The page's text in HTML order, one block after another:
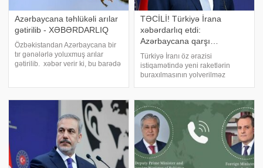
Azərbaycana təhlükəli arılar
gətirilib - XƏBƏRDARLIQ
Özbəkistandan Azərbaycana bir
tır gənələrlə yoluxmuş arılar
gətirilib. xəbər verir ki, bu barədə
Özbəkistandan Azərbaycana ar
TƏCİLİ! Türkiyə İrana
xəbərdarlıq etdi:
Azərbaycana qarşı…
Türkiyə İranı öz ərazisi
istiqamətində yeni raketlərin
buraxılmasının yolverilməz
naziri Hakan Fidan İstanbulda
keçirilən Türk Dövlətləri
Təşkilatının (TDT) qeyri-rəsm